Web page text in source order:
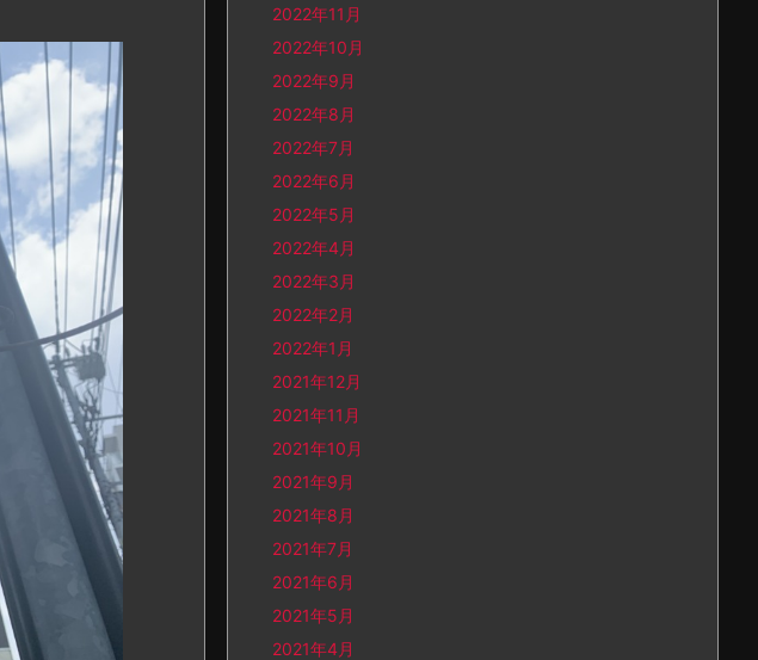
2022年11月
2022年10月
2022年9月
2022年8月
2022年7月
2022年6月
2022年5月
2022年4月
2022年3月
2022年2月
2022年1月
2021年12月
2021年11月
2021年10月
2021年9月
2021年8月
2021年7月
2021年6月
2021年5月
2021年4月